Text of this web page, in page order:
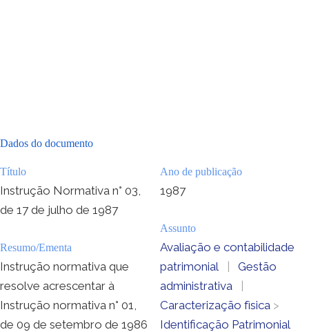
Dados do documento
Título
Instrução Normativa n° 03,
de 17 de julho de 1987
Resumo/Ementa
Instrução normativa que
resolve acrescentar à
Instrução normativa n° 01,
de 09 de setembro de 1986
Ano de publicação
1987
Assunto
Avaliação e contabilidade
patrimonial
|
Gestão
administrativa
|
Caracterização fìsica >
Identificação Patrimonial